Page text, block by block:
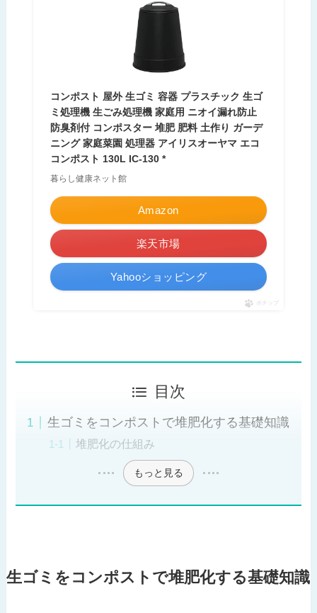
コンポスト 屋外 生ゴミ 容器 プラスチック 生ゴ
ミ処理機 生ごみ処理機 家庭用 ニオイ漏れ防止
防臭剤付 コンポスター 堆肥 肥料 土作り ガーデ
ニング 家庭菜園 処理器 アイリスオーヤマ エコ
コンポスト 130L IC-130 *
暮らし健康ネット館
Amazon
楽天市場
Yahooショッピング
ポチップ
目次
生ゴミをコンポストで堆肥化する基礎知識
堆肥化の仕組み
もっと見る
生ゴミをコンポストで堆肥化する基礎知識